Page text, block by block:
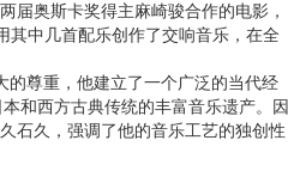
届奥斯卡奖得主麻崎骏合作的电影，
其中几首配乐创作了交响音乐，在全
的尊重，他建立了一个广泛的当代经
和西方古典传统的丰富音乐遗产。因
石久，强调了他的音乐工艺的独创性